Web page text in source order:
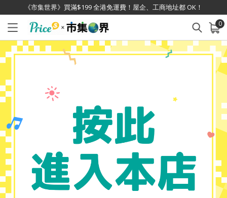
《市集世界》買滿$199 全港免運費！屋企、工商地址都 OK！
0
已加入購物車 查看